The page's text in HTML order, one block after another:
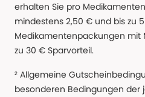
erhalten Sie pro
mindestens 2,50 € und bis zu
Medikamentenpackungen mit
zu 30 € Sparvorteil.
² Allgemeine
besonderen Bedingungen der